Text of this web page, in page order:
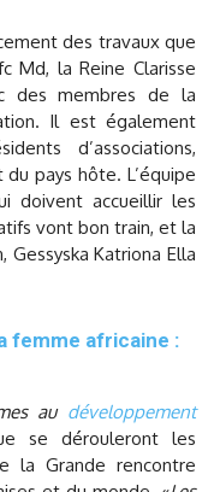
des travaux que
Md, la Reine Clarisse
des membres de la
Il est également
d’associations,
pays hôte. L’équipe
doivent accueillir les
vont bon train, et la
Katriona Ella
femme africaine :
au développement
se dérouleront les
la Grande rencontre